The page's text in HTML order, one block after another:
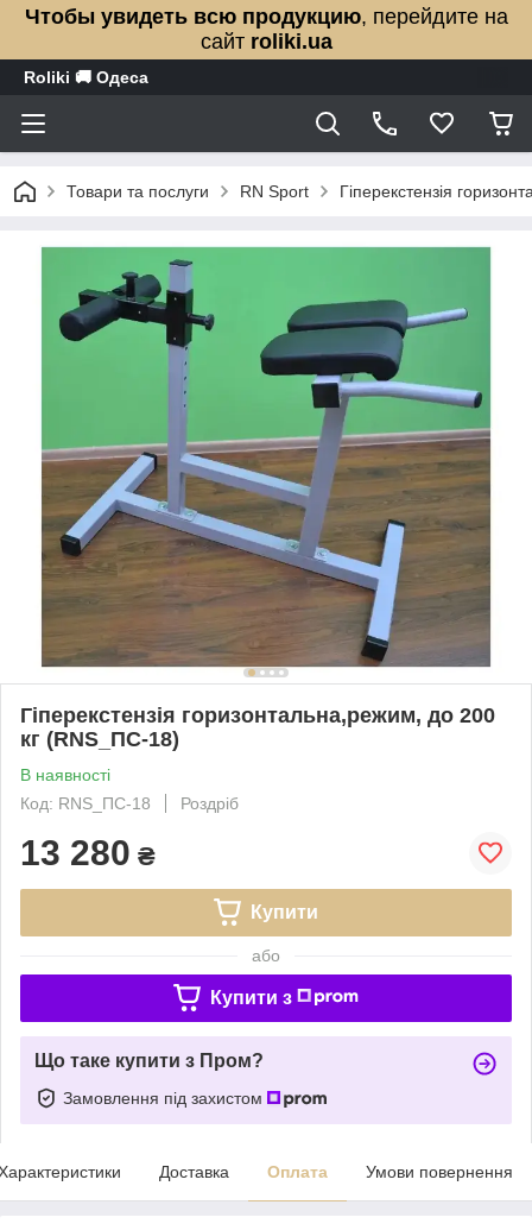
Чтобы увидеть всю продукцию, перейдите на
сайт roliki.ua
Roliki 🚚 Одеса
Товари та послуги RN Sport Гіперекстензія
Гіперекстензія горизонтальна,режим, до 200
кг (RNS_ПС-18)
В наявності
Код: RNS_ПС-18
Роздріб
13 280 ₴
Купити
або
Купити з
Що таке купити з Пром?
Замовлення під захистом
Доставка Оплата Умови повернення